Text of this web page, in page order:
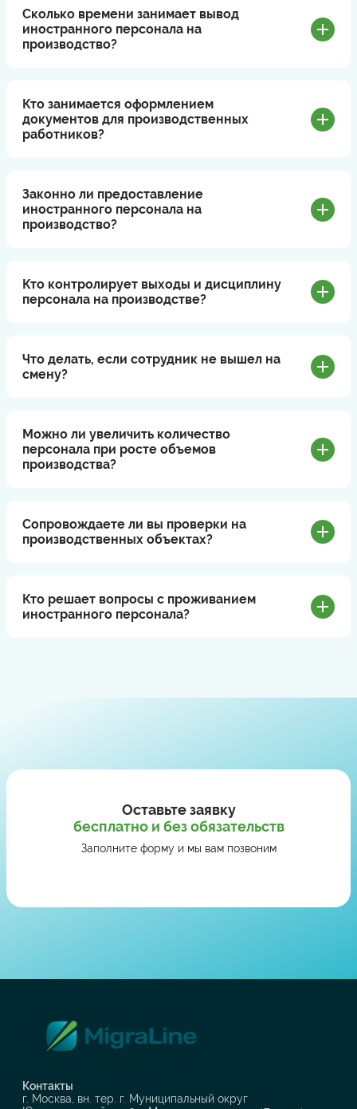
Сколько времени занимает вывод
иностранного персонала на
производство?
Кто занимается оформлением
документов для производственных
работников?
Законно ли предоставление
иностранного персонала на
производство?
Кто контролирует выходы и дисциплину
персонала на производстве?
Что делать, если сотрудник не вышел на
смену?
Можно ли увеличить количество
персонала при росте объемов
производства?
Сопровождаете ли вы проверки на
производственных объектах?
Кто решает вопросы с проживанием
иностранного персонала?
Оставьте заявку
бесплатно и без обязательств
Заполните форму и мы вам позвоним
Контакты
г. Москва, вн. тер. г. Муниципальный округ